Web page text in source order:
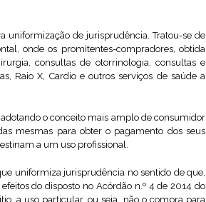
uniformização de jurisprudência. Tratou-se de
onde os promitentes-compradores, obtida
consultas de otorrinologia, consultas e
Raio X, Cardio e outros serviços de saúde a
o conceito mais amplo de consumidor
mesmas para obter o pagamento dos seus
a um uso profissional.
uniformiza jurisprudência no sentido de que,
do disposto no Acórdão n.º 4 de 2014 do
a uso particular, ou seja, não o compra para